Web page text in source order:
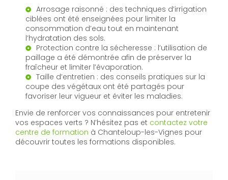
Arrosage raisonné : des techniques d’irrigation
ciblées ont été enseignées pour limiter la
consommation d’eau tout en maintenant
l’hydratation des sols.
Protection contre la sécheresse : l’utilisation de
paillage a été démontrée afin de préserver la
fraîcheur et limiter l’évaporation.
Taille d’entretien : des conseils pratiques sur la
coupe des végétaux ont été partagés pour
favoriser leur vigueur et éviter les maladies.
Envie de renforcer vos connaissances pour entretenir
vos espaces verts ? N’hésitez pas et contactez votre
centre de formation à Chanteloup-les-Vignes pour
découvrir toutes les formations disponibles.